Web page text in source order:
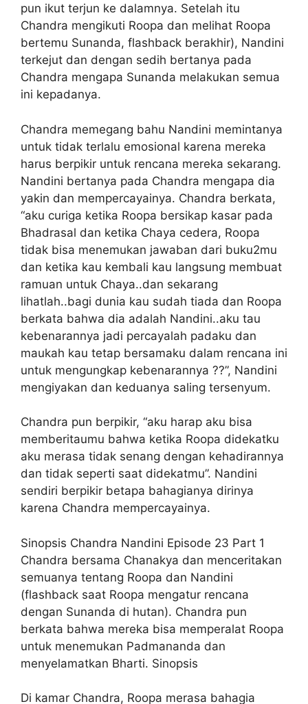
pun ikut terjun ke dalamnya. Setelah itu
Chandra mengikuti Roopa dan melihat Roopa
bertemu Sunanda, flashback berakhir), Nandini
terkejut dan dengan sedih bertanya pada
Chandra mengapa Sunanda melakukan semua
ini kepadanya.
Chandra memegang bahu Nandini memintanya
untuk tidak terlalu emosional karena mereka
harus berpikir untuk rencana mereka sekarang.
Nandini bertanya pada Chandra mengapa dia
yakin dan mempercayainya. Chandra berkata,
“aku curiga ketika Roopa bersikap kasar pada
Bhadrasal dan ketika Chaya cedera, Roopa
tidak bisa menemukan jawaban dari buku2mu
dan ketika kau kembali kau langsung membuat
ramuan untuk Chaya..dan sekarang
lihatlah..bagi dunia kau sudah tiada dan Roopa
berkata bahwa dia adalah Nandini..aku tau
kebenarannya jadi percayalah padaku dan
maukah kau tetap bersamaku dalam rencana ini
untuk mengungkap kebenarannya ??”, Nandini
mengiyakan dan keduanya saling tersenyum.
Chandra pun berpikir, “aku harap aku bisa
memberitaumu bahwa ketika Roopa didekatku
aku merasa tidak senang dengan kehadirannya
dan tidak seperti saat didekatmu”. Nandini
sendiri berpikir betapa bahagianya dirinya
karena Chandra mempercayainya.
Sinopsis Chandra Nandini Episode 23 Part 1
Chandra bersama Chanakya dan menceritakan
semuanya tentang Roopa dan Nandini
(flashback saat Roopa mengatur rencana
dengan Sunanda di hutan). Chandra pun
berkata bahwa mereka bisa memperalat Roopa
untuk menemukan Padmananda dan
menyelamatkan Bharti. Sinopsis
Di kamar Chandra, Roopa merasa bahagia